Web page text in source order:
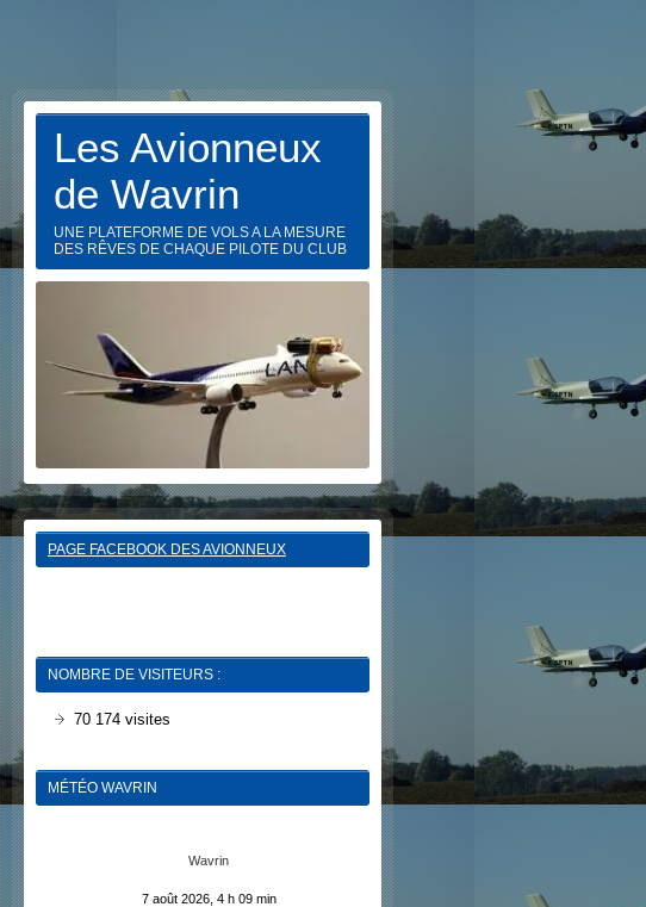
Les Avionneux
de Wavrin
UNE PLATEFORME DE VOLS A LA MESURE
DES RÊVES DE CHAQUE PILOTE DU CLUB
PAGE FACEBOOK DES AVIONNEUX
NOMBRE DE VISITEURS :
70 174 visites
MÉTÉO WAVRIN
Wavrin
7 août 2026, 4 h 09 min